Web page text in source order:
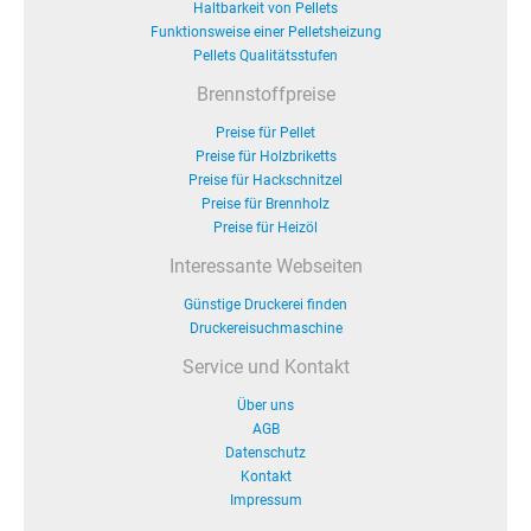
Haltbarkeit von Pellets
Funktionsweise einer Pelletsheizung
Pellets Qualitätsstufen
Brennstoffpreise
Preise für Pellet
Preise für Holzbriketts
Preise für Hackschnitzel
Preise für Brennholz
Preise für Heizöl
Interessante Webseiten
Günstige Druckerei finden
Druckereisuchmaschine
Service und Kontakt
Über uns
AGB
Datenschutz
Kontakt
Impressum